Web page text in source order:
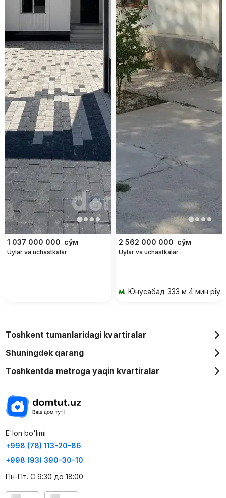
1 037 000 000 сўм
Uylar va uchastkalar
2 562 000 000 сўм
Uylar va uchastkalar
Юнусабад 333 м 4 мин
Toshkent tumanlaridagi kvartiralar
Shuningdek qarang
Toshkentda metroga yaqin kvartiralar
E'lon bo'limi
+998 (78) 113-20-86
+998 (93) 390-30-10
Пн-Пт. С 9:30 до 18:00